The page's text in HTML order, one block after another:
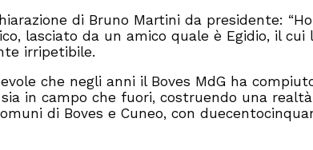
di Bruno Martini da presidente:
lasciato da un amico quale è Egidio, il
irripetibile.
che negli anni il Boves MdG ha
sia in campo che fuori, costruendo una
di Boves e Cuneo, con